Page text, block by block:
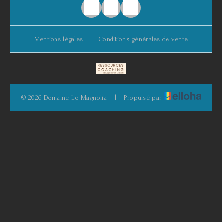
Mentions légales | Conditions générales de vente
© 2026 Domaine Le Magnolia | Propulsé par